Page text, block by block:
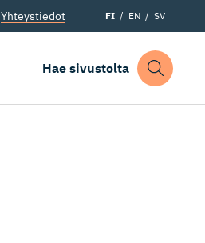
Yhteystiedot FI EN SV
Hae sivustolta